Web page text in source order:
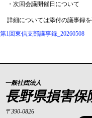
・次回会議開催日について
詳細については添付の議事録を
第1回東信支部議事録_20260508
一般社団法人
長野県損害保
〒390-0826